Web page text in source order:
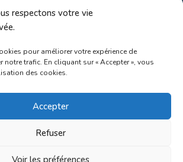
respectons votre vie
pour améliorer votre expérience de
notre trafic. En cliquant sur « Accepter », vous
des cookies.
Accepter
Refuser
Voir les préférences